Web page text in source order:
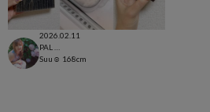
2026.02.11
Suu☺︎ 168cm